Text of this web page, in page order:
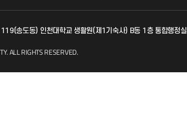
산학협력단
송도동) 인천대학교 생활원(제1기숙사) B동 1층 통합행정실
ALL RIGHTS RESERVED.